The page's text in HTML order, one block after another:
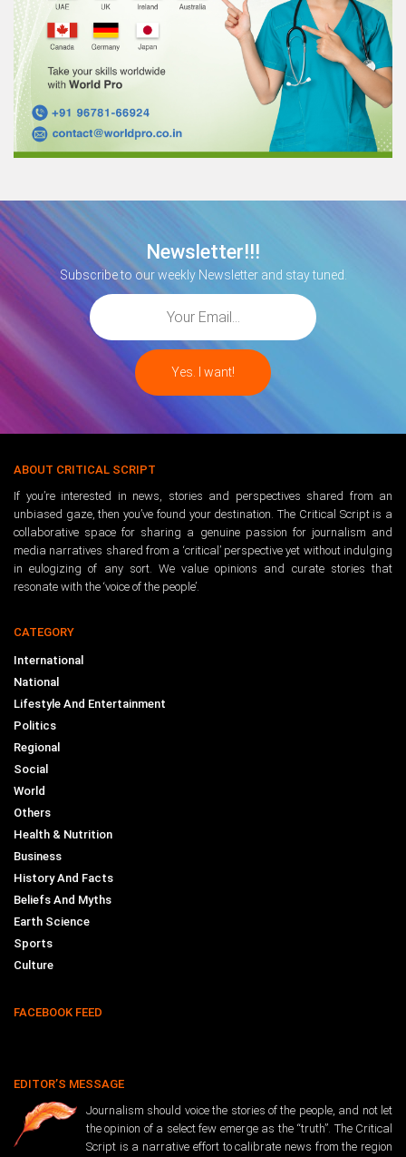
Newsletter!!!
Subscribe to our weekly Newsletter and stay tuned.
ABOUT CRITICAL SCRIPT
If you’re interested in news, stories and perspectives shared from an
unbiased gaze, then you’ve found your destination. The Critical Script is a
collaborative space for sharing a genuine passion for journalism and
media narratives shared from a ‘critical’ perspective yet without indulging
in eulogizing of any sort. We value opinions and curate stories that
resonate with the ‘voice of the people’.
CATEGORY
International
National
Lifestyle And Entertainment
Politics
Regional
Social
World
Others
Health & Nutrition
Business
History And Facts
Beliefs And Myths
Earth Science
Sports
Culture
FACEBOOK FEED
EDITOR’S MESSAGE
Journalism should voice the stories of the people, and not let
the opinion of a select few emerge as the “truth”. The Critical
Script is a narrative effort to calibrate news from the region